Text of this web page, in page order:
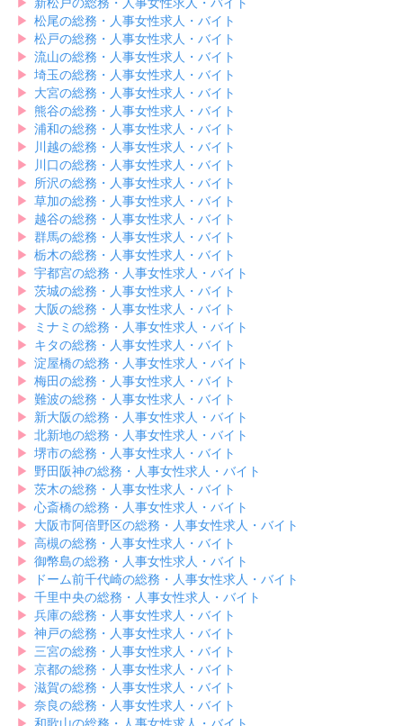
▶︎ 松尾の総務・人事女性求人・バイト
▶︎ 松戸の総務・人事女性求人・バイト
▶︎ 流山の総務・人事女性求人・バイト
▶︎ 埼玉の総務・人事女性求人・バイト
▶︎ 大宮の総務・人事女性求人・バイト
▶︎ 熊谷の総務・人事女性求人・バイト
▶︎ 浦和の総務・人事女性求人・バイト
▶︎ 川越の総務・人事女性求人・バイト
▶︎ 川口の総務・人事女性求人・バイト
▶︎ 所沢の総務・人事女性求人・バイト
▶︎ 草加の総務・人事女性求人・バイト
▶︎ 越谷の総務・人事女性求人・バイト
▶︎ 群馬の総務・人事女性求人・バイト
▶︎ 栃木の総務・人事女性求人・バイト
▶︎ 宇都宮の総務・人事女性求人・バイト
▶︎ 茨城の総務・人事女性求人・バイト
▶︎ 大阪の総務・人事女性求人・バイト
▶︎
ミナミの総務・人事女性求人・バイト
▶︎ キタの総務・人事女性求人・バイト
▶︎ 淀屋橋の総務・人事女性求人・バイト
▶︎ 梅田の総務・人事女性求人・バイト
▶︎ 難波の総務・人事女性求人・バイト
▶︎ 新大阪の総務・人事女性求人・バイト
▶︎ 北新地の総務・人事女性求人・バイト
▶︎ 堺市の総務・人事女性求人・バイト
▶︎ 野田阪神の総務・人事女性求人・バイト
▶︎ 茨木の総務・人事女性求人・バイト
▶︎ 心斎橋の総務・人事女性求人・バイト
▶︎ 大阪市阿倍野区の総務・人事女性求人・バイト
▶︎ 高槻の総務・人事女性求人・バイト
▶︎ 御幣島の総務・人事女性求人・バイト
▶︎
ドーム前千代崎の総務・人事女性求人・バイト
▶︎ 千里中央の総務・人事女性求人・バイト
▶︎ 兵庫の総務・人事女性求人・バイト
▶︎ 神戸の総務・人事女性求人・バイト
▶︎ 三宮の総務・人事女性求人・バイト
▶︎ 京都の総務・人事女性求人・バイト
▶︎ 滋賀の総務・人事女性求人・バイト
▶︎ 奈良の総務・人事女性求人・バイト